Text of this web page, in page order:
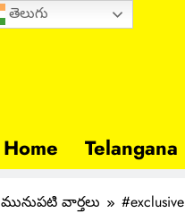
Home Telangana
మునుపటి వార్తలు #exclusive
తెలుగు